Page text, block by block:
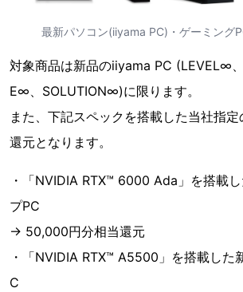
最新パソコン(iiyama PC)・ゲーミング
対象商品は新品のiiyama PC (LEVEL∞
E∞、SOLUTION∞)に限ります。
また、下記スペックを搭載した当社指
還元となります。
・「NVIDIA RTX™ 6000 Ada」を搭載
プPC
→ 50,000円分相当還元
・「NVIDIA RTX™ A5500」を搭載した
C